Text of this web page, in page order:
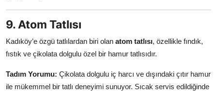
9. Atom Tatlısı
Kadıköy’e özgü tatlılardan biri olan atom tatlısı, özellikle fındık,
fıstık ve çikolata dolgulu özel bir hamur tatlısıdır.
Tadım Yorumu: Çikolata dolgulu iç harcı ve dışındaki çıtır hamur
ile mükemmel bir tatlı deneyimi sunuyor. Sıcak servis edildiğinde